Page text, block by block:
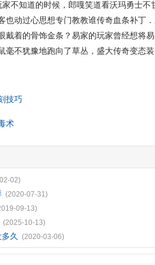
不知道的时候，郎嘎笑道看沃玛勇士不
也动过心思想专门教教谁传奇血条补丁
戴着的骨饰金条？易家的玩家曾经想将
毫不犹豫地跑向了草丛，盛大传奇变态
技巧
术
02)
(2020-07-31)
09-13)
(2025-10-13)
久 (2020-03-06)